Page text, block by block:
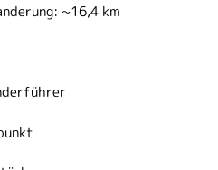
~16,4 km